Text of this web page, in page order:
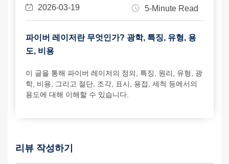
2026-03-19 5-Minute Read
파이버 레이저란 무엇인가? 광학, 특징, 유형, 용
도, 비용
이 글을 통해 파이버 레이저의 정의, 특징, 원리, 유형, 광
학, 비용, 그리고 절단, 조각, 표시, 용접, 세척 등에서의
용도에 대해 이해할 수 있습니다.
리뷰 작성하기